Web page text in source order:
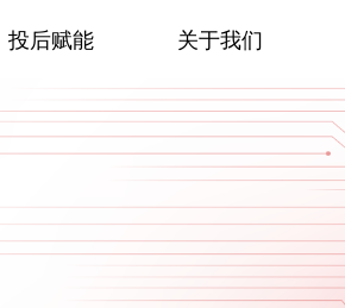
投后赋能 关于我们